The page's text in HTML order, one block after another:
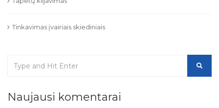
Tinkavimas įvairiais skiediniais
Naujausi komentarai